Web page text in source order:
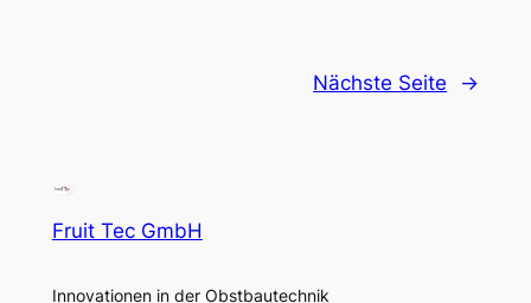
Nächste Seite →
Fruit Tec GmbH
Innovationen in der Obstbautechnik